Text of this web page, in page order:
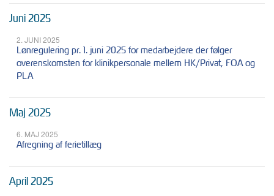
Juni 2025
2. JUNI 2025
Lønregulering pr. 1. juni 2025 for medarbejdere der følger
overenskomsten for klinikpersonale mellem HK/Privat, FOA og
PLA
Maj 2025
6. MAJ 2025
Afregning af ferietillæg
April 2025